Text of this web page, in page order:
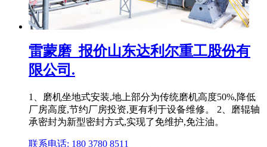
雷蒙磨_报价山东达利尔重工股份有
限公司.
1、磨机坐地式安装,地上部分为传统磨机高度50%,降低
厂房高度,节约厂房投资,更有利于设备维修。 2、磨辊轴
承密封为新型密封方式,实现了免维护,免注油。
联系电话: 180 3780 8511